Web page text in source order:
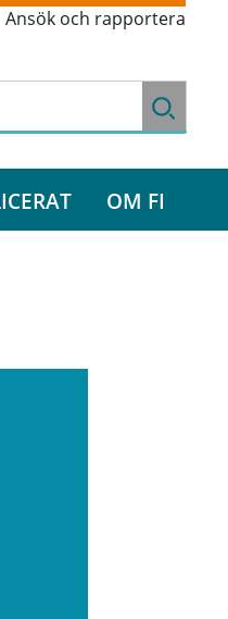
Ansök och rapportera
OM FI